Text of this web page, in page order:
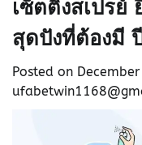
เซ็ตติ้งสเปร
สุดปังที่ต้องมี
Posted on